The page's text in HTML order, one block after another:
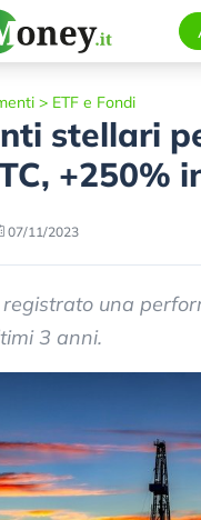
> ETF e Fondi
stellari
+250%
07/11/2023
registrato una
3 anni.